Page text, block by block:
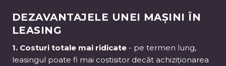
DEZAVANTAJELE UNEI MAȘINI ÎN
LEASING
1. Costuri totale mai ridicate - pe termen lung,
leasingul poate fi mai costisitor decât achiziționarea